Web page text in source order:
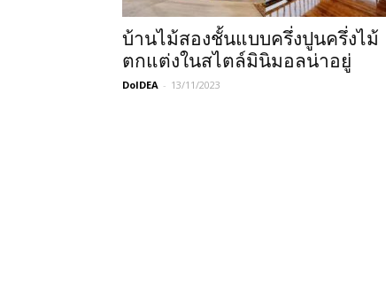
บ้านไม้สองชั้นแบบครึ่งปูนครึ่งไม้
ตกแต่งในสไตล์มินิมอลน่าอยู่
DoIDEA - 13/11/2023